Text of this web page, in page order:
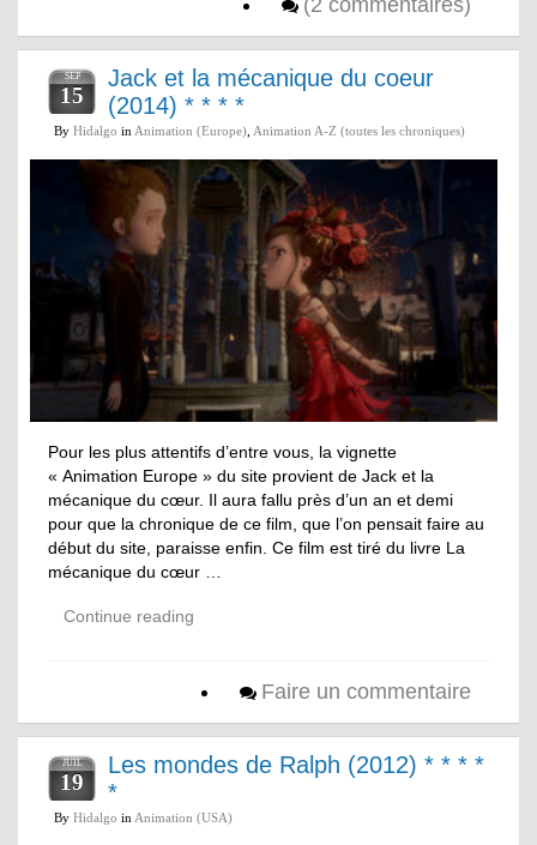
SEP
15
Jack et la mécanique du coeur
(2014) * * * *
By Hidalgo in Animation (Europe) Animation A-Z (toutes les chroniques)
Pour les plus attentifs d’entre vous, la vignette
« Animation Europe » du site provient de Jack et la
mécanique du cœur. Il aura fallu près d’un an et demi
pour que la chronique de ce film, que l’on pensait faire au
début du site, paraisse enfin. Ce film est tiré du livre La
mécanique du cœur …
Continue reading
Faire un commentaire
JUIL
19
Les mondes de Ralph (2012) * * * *
*
By Hidalgo inAnimation (USA)